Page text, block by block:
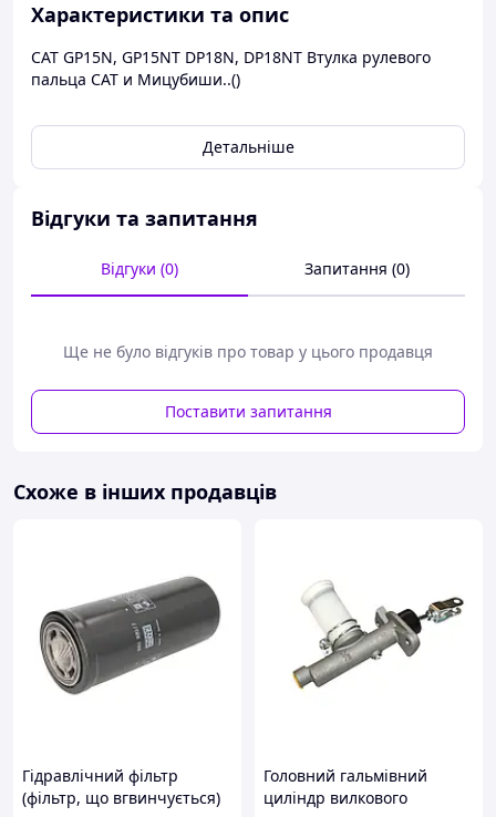
Характеристики та опис
СAT GP15N, GP15NT DP18N, DP18NT Втулка рулевого
пальца САТ и Мицубиши..()
Детальніше
Відгуки та запитання
Відгуки (0) Запитання (0)
Ще не було відгуків про товар у цього продавця
Поставити запитання
Схоже в інших продавців
Гідравлічний фільтр
(фільтр, що вгвинчується)
Головний гальмівний
циліндр вилкового